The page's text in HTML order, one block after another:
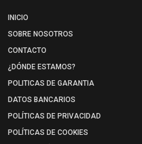
INICIO
SOBRE NOSOTROS
CONTACTO
¿DÓNDE ESTAMOS?
POLITICAS DE GARANTIA
DATOS BANCARIOS
POLÍTICAS DE PRIVACIDAD
POLÍTICAS DE COOKIES